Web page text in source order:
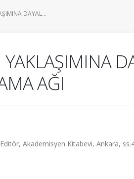
DAYAL...
AĞI
Akademisyen Kitabevi, Ankara,